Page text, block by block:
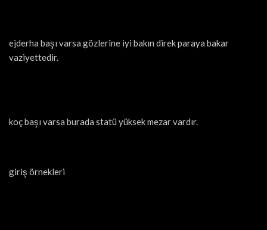
ejderha başı varsa gözlerine iyi bakın direk paraya bakar
vaziyettedir.
koç başı varsa burada statü yüksek mezar vardır.
giriş örnekleri